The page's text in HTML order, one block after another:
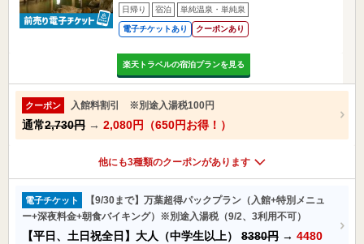
日帰り 宿泊 単純温泉・単純泉
電子チケットあり クーポンあり
楽天トラベルの宿泊プランを見る
クーポン 入館料割引 ※別途入湯税100円
通常2,730円 → 2,080円（650円お得！）
他にも3種類のクーポンがあります
電子チケット
【9/30まで】万葉超得パックプラン（入館+特別メニュ
ー+深夜料金+朝食バイキング）※別途入湯税（9/2、3利用不可）
【平日、土日祝全日】大人（中学生以上） 8380円 → 4480